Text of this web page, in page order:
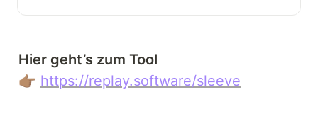
👉🏽 https://replay.software/sleeve